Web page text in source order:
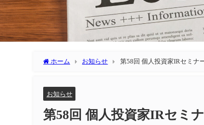
ホーム お知らせ 第58回 個人投資家IRセミナ
お知らせ
第58回 個人投資家IRセミ